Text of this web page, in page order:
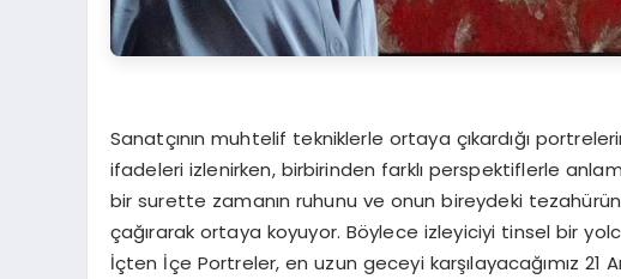
Sanatçının muhtelif tekniklerle ortaya çıkardığı
ifadeleri izlenirken, birbirinden farklı perspektiflerle
bir surette zamanın ruhunu ve onun bireydeki
çağırarak ortaya koyuyor. Böylece izleyiciyi tinsel bir
İçten İçe Portreler, en uzun geceyi karşılayacağımız 21